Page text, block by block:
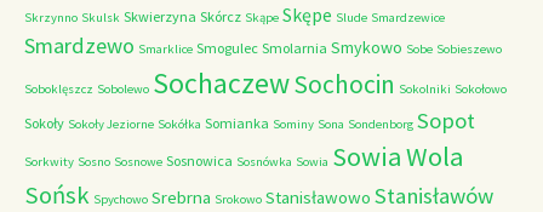
Skrzynno Skulsk Skwierzyna Skórcz Skąpe Skępe Slude Smardzewice
Smardzewo Smarklice Smogulec Smolarnia Smykowo Sobe Sobieszewo
Soboklęszcz Sobolewo SochaczewSochocin Sokolniki Sokołowo
Sokoły Sokoły Jeziorne Sokółka Somianka Sominy Sona Sondenborg Sopot
Sorkwity Sosno Sosnowe Sosnowica Sosnówka Sowia Sowia Wola
Sońsk Spychowo Srebrna Srokowo Stanisławowo Stanisławów